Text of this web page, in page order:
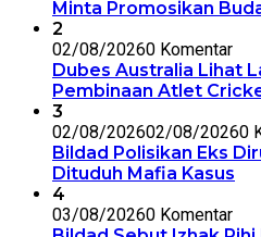
Minta Promosikan
2
02/08/20260 Komentar
Dubes Australia Lihat
Pembinaan Atlet
3
02/08/202602/08/20260
Bildad Polisikan Eks
Dituduh Mafia Kasus
4
03/08/20260 Komentar